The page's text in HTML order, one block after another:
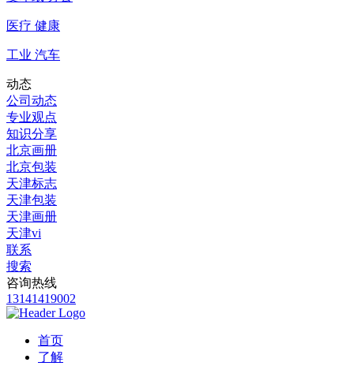
医疗 健康
工业 汽车
动态
公司动态
专业观点
知识分享
北京画册
北京包装
天津标志
天津包装
天津画册
天津vi
联系
搜索
咨询热线
13141419002
首页
了解